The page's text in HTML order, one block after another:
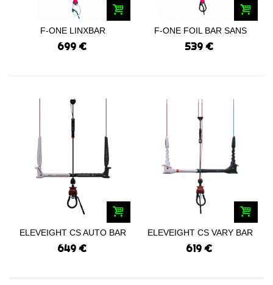
F-ONE LINXBAR
FREESTYLE 2025
699 €
F-ONE FOIL BAR SANS
LIGNE 2024
539 €
ELEVEIGHT CS AUTO BAR
2024
649 €
ELEVEIGHT CS VARY BAR
+ 2024
619 €